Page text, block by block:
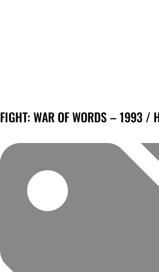
FIGHT: WAR OF WORDS – 1993 /